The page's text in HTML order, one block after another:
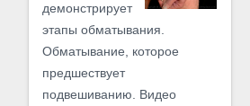
демонстрирует
этапы обматывания.
Обматывание, которое
предшествует
подвешиванию. Видео